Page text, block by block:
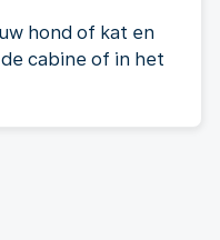
hond of kat en
cabine of in het